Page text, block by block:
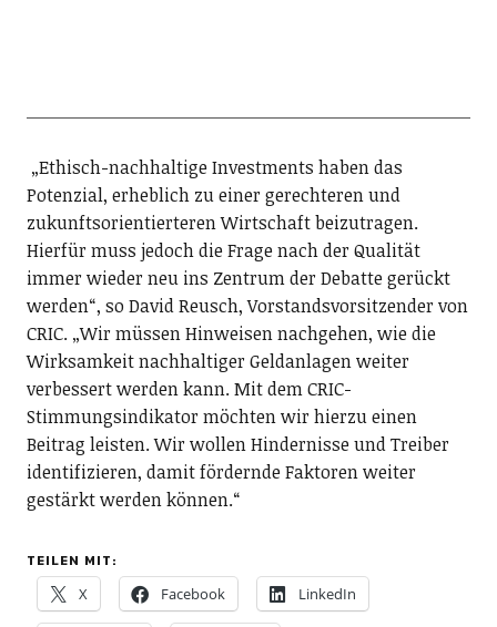
„Ethisch-nachhaltige Investments haben das
Potenzial, erheblich zu einer gerechteren und
zukunftsorientierteren Wirtschaft beizutragen.
Hierfür muss jedoch die Frage nach der Qualität
immer wieder neu ins Zentrum der Debatte gerückt
werden“, so David Reusch, Vorstandsvorsitzender von
CRIC. „Wir müssen Hinweisen nachgehen, wie die
Wirksamkeit nachhaltiger Geldanlagen weiter
verbessert werden kann. Mit dem CRIC-
Stimmungsindikator möchten wir hierzu einen
Beitrag leisten. Wir wollen Hindernisse und Treiber
identifizieren, damit fördernde Faktoren weiter
gestärkt werden können.“
TEILEN MIT:
X
Facebook LinkedIn